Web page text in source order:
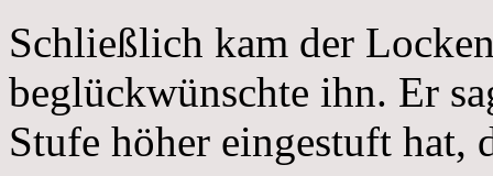
Schließlich kam der
beglückwünschte ihn. Er
Stufe höher eingestuft hat,